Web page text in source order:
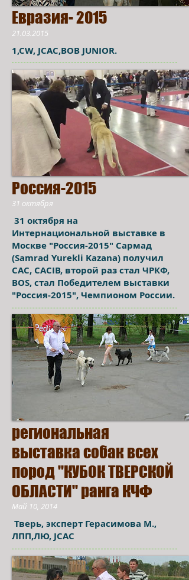
Евразия- 2015
21.03.2015
1,CW, JCAC,BOB JUNIOR.
Россия-2015
31 октября
31 октября на
Интернациональной выставке в
Москве "Россия-2015" Сармад
(Samrad Yurekli Kazana) получил
САС, САСIВ, второй раз стал ЧРКФ,
BOS, стал Победителем выставки
"Россия-2015", Чемпионом России.
региональная
выставка собак всех
пород "КУБОК ТВЕРСКОЙ
ОБЛАСТИ" ранга КЧФ
Май 10, 2014
Тверь, эксперт Герасимова М.,
ЛПП,ЛЮ, JCAC